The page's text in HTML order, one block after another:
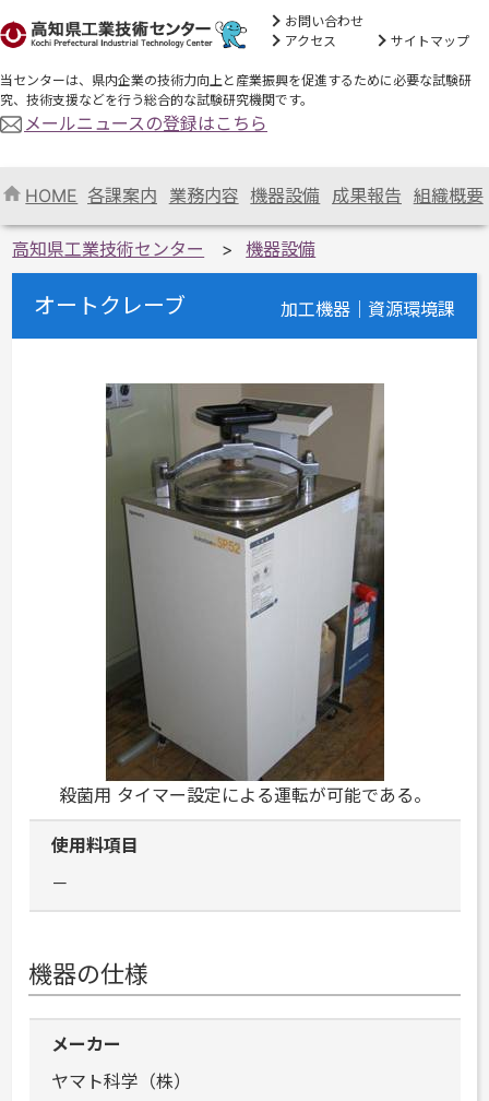
お問い合わせ
アクセス
サイトマップ
当センターは、県内企業の技術力向上と産業振興を促進するために必要な試験研
究、技術支援などを行う総合的な試験研究機関です。
メールニュースの登録はこちら
HOME 各課案内 業務内容 機器設備 成果報告 組織概要
高知県工業技術センター 機器設備
オートクレーブ 加工機器｜資源環境課
殺菌用 タイマー設定による運転が可能である。
使用料項目
－
機器の仕様
メーカー
ヤマト科学（株）